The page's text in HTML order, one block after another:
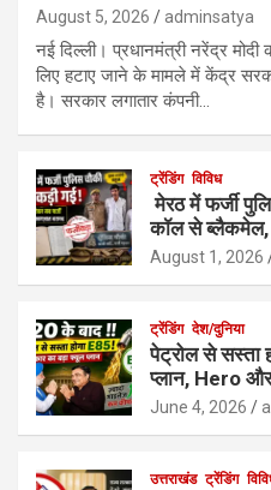
August 5, 2026 adminsatya
नई दिल्ली। प्रधानमंत्री नरेंद्र
लिए हटाए जाने के मामले में केंद्र
है। सरकार लगातार कंपनी…
ट्रेंडिंग विविध
मेरठ में फर्जी
कॉल से ब्लैकमेल,
August 1, 2026
ट्रेंडिंग देश/दुनिया
पेट्रोल से सस्ता
प्लान, Hero
June 4, 2026
उत्तराखंड ट्रेंडिंग